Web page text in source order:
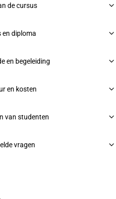
de cursus
en diploma
en begeleiding
en kosten
van studenten
vragen